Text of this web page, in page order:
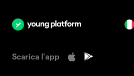
Scarica l'app